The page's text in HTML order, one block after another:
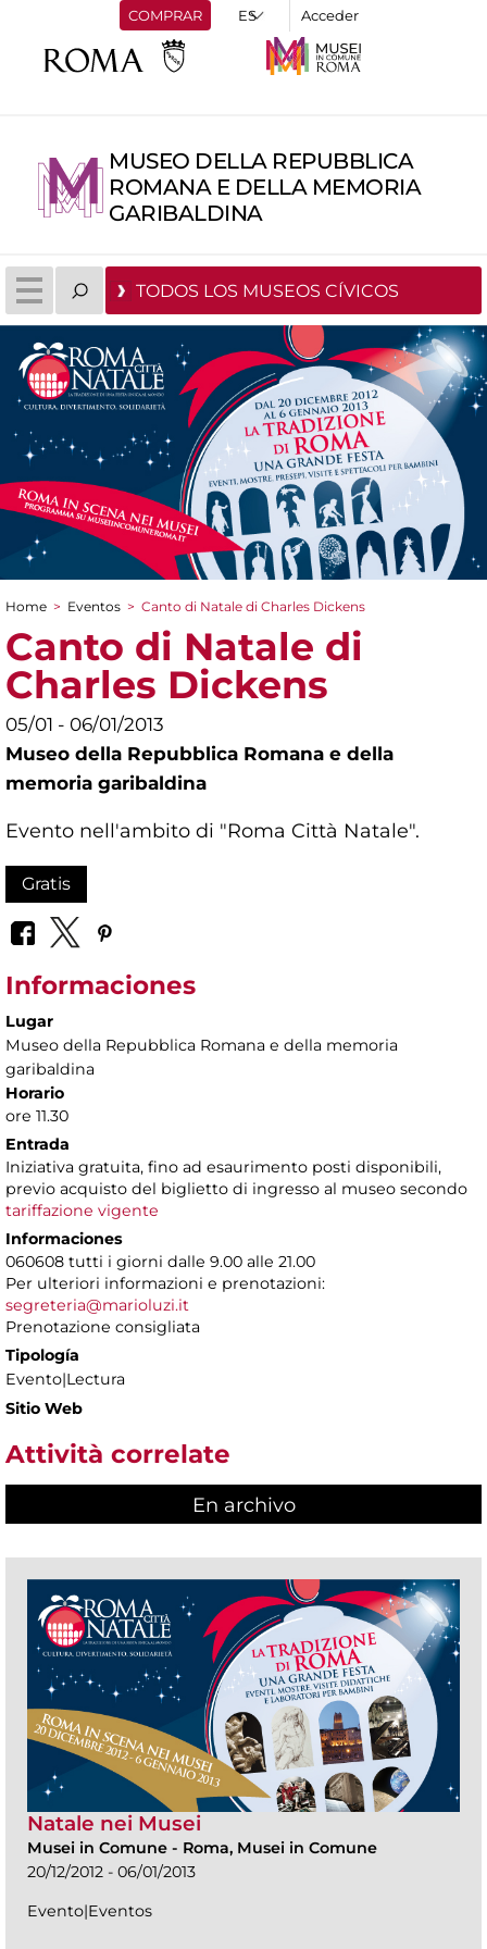
COMPRAR Acceder
MUSEO DELLA REPUBBLICA
ROMANA E DELLA MEMORIA
GARIBALDINA
TODOS LOS MUSEOS CÍVICOS
You are here
Home > Eventos > Canto di Natale di Charles Dickens
Canto di Natale di
Charles Dickens
05/01 - 06/01/2013
Museo della Repubblica Romana e della
memoria garibaldina
Evento nell'ambito di "Roma Città Natale".
Gratis
Informaciones
Lugar
Museo della Repubblica Romana e della memoria
garibaldina
Horario
ore 11.30
Entrada
Iniziativa gratuita, fino ad esaurimento posti disponibili,
previo acquisto del biglietto di ingresso al museo secondo
tariffazione vigente
Informaciones
060608 tutti i giorni dalle 9.00 alle 21.00
Per ulteriori informazioni e prenotazioni:
segreteria@marioluzi.it
Prenotazione consigliata
Tipología
Evento|Lectura
Sitio Web
Attività correlate
En archivo
Natale nei Musei
Musei in Comune - Roma, Musei in Comune
20/12/2012 - 06/01/2013
Evento|Eventos